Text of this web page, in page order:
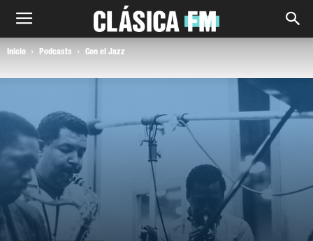
Inicio Podcasts Con el Jazz